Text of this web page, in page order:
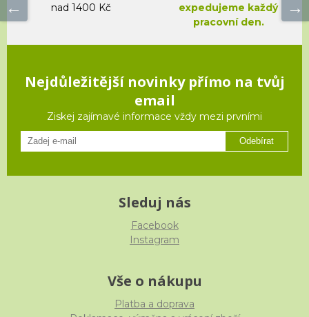
nad 1400 Kč
expedujeme každý
pracovní den.
Nejdůležitější novinky přímo na tvůj
email
Ziskej zajímavé informace vždy mezi prvními
Odebírat
Sleduj nás
Facebook
Instagram
Vše o nákupu
Platba a doprava